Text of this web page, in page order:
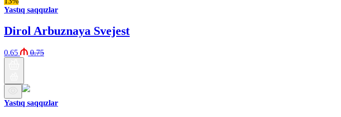
Yastıq saqqızlar
Dirol Arbuznaya Svejest
0.65 0.75
Yastıq saqqızlar